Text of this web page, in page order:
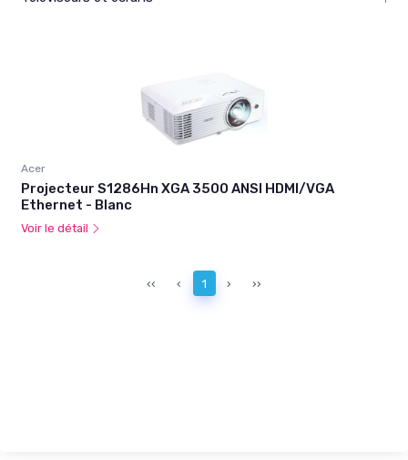
Acer
Projecteur S1286Hn XGA 3500 ANSI HDMI/VGA
Ethernet - Blanc
Voir le détail
‹‹ ‹ 1 › ››